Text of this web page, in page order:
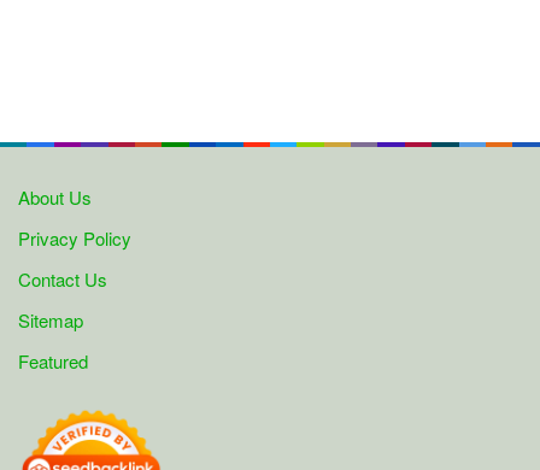
About Us
Privacy Policy
Contact Us
Sitemap
Featured